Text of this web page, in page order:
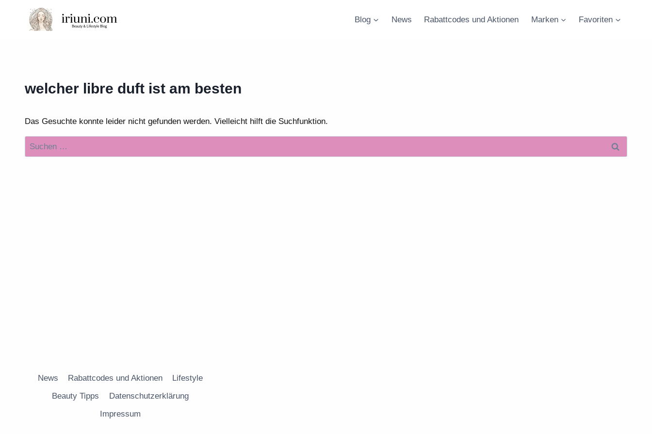
springen
Blog News Rabattcodes und Aktionen Marken Favoriten
welcher libre duft ist am besten
Das Gesuchte konnte leider nicht gefunden werden. Vielleicht hilft die Suchfunktion.
Suchen
nach:
News Rabattcodes und Aktionen
Lifestyle
Beauty Tipps
Datenschutzerklärung
Impressum